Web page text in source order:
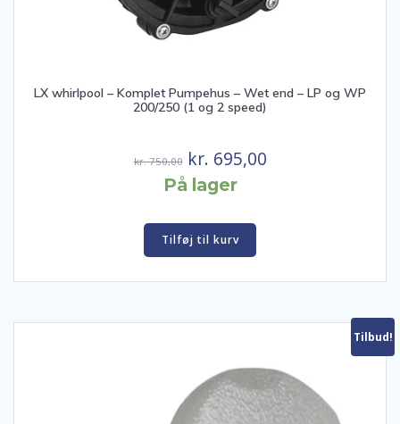
LX whirlpool – Komplet Pumpehus – Wet end – LP og WP
200/250 (1 og 2 speed)
kr.750,00 Den
oprindelige
var:
kr. 750,00.
kr. 695,00Den
På lager
Tilføj til kurv
Tilbud!